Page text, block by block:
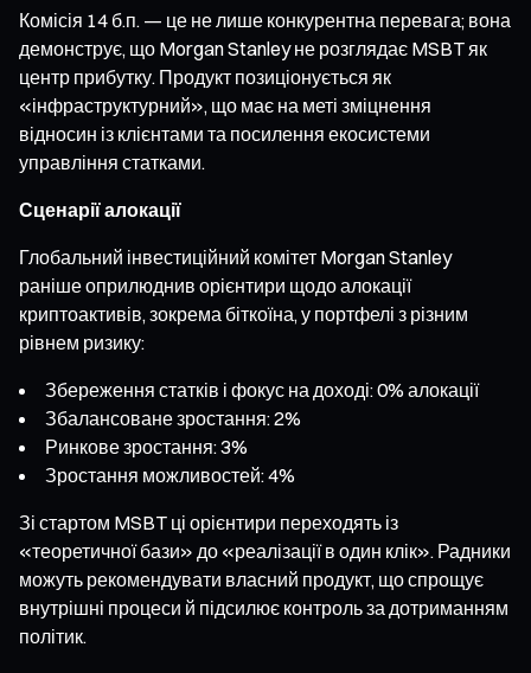
Комісія 14 б.п. — це не лише конкурентна перевага; вона
демонструє, що Morgan Stanley не розглядає MSBT як
центр прибутку. Продукт позиціонується як
«інфраструктурний», що має на меті зміцнення
відносин із клієнтами та посилення екосистеми
управління статками.
Сценарії алокації
Глобальний інвестиційний комітет Morgan Stanley
раніше оприлюднив орієнтири щодо алокації
криптоактивів, зокрема біткоїна, у портфелі з різним
рівнем ризику:
Збереження статків і фокус на доході: 0% алокації
Збалансоване зростання: 2%
Ринкове зростання: 3%
Зростання можливостей: 4%
Зі стартом MSBT ці орієнтири переходять із
«теоретичної бази» до «реалізації в один клік». Радники
можуть рекомендувати власний продукт, що спрощує
внутрішні процеси й підсилює контроль за дотриманням
політик.